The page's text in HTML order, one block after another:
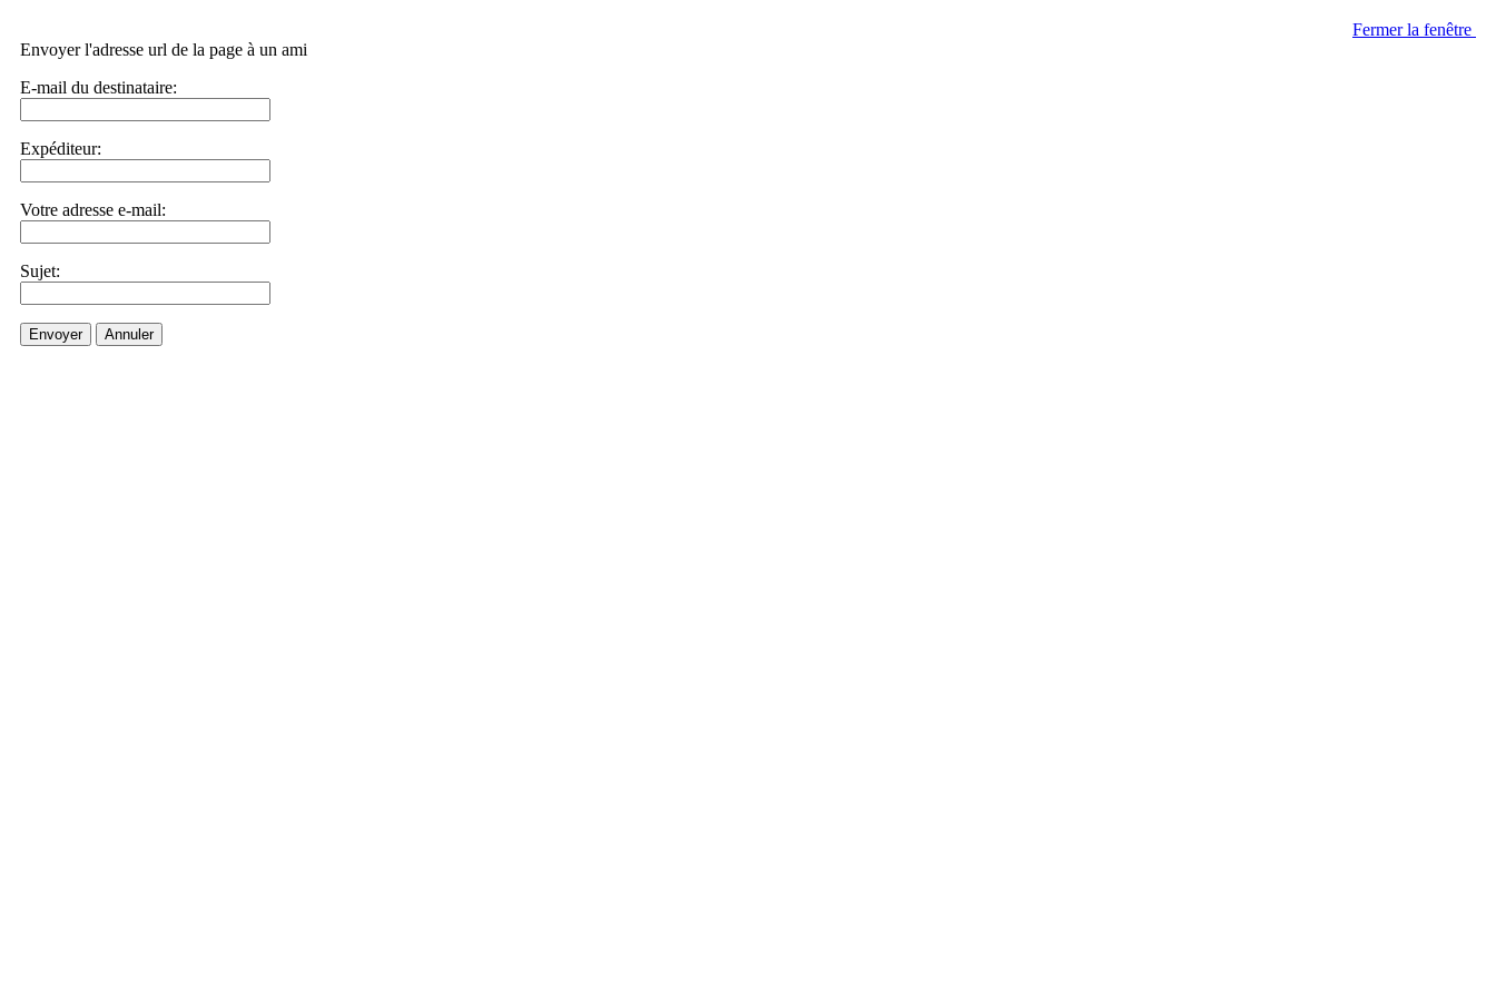
Fermer la fenêtre
Envoyer l'adresse url de la page à un ami
E-mail du destinataire:
Expéditeur:
Votre adresse e-mail:
Sujet:
Envoyer Annuler